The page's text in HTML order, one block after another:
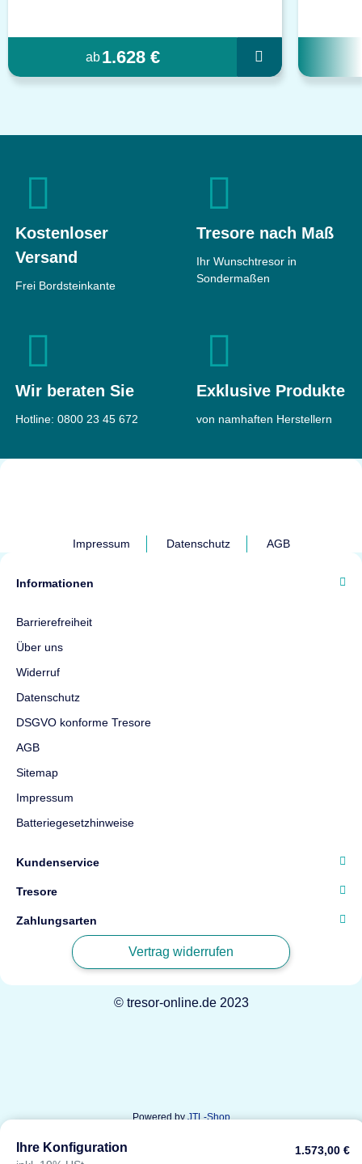
Ihre Konfiguration
1.573,00 €
ab1.628 €
Kostenloser
Versand
Frei Bordsteinkante
Tresore nach Maß
Ihr Wunschtresor in
Sondermaßen
Wir beraten Sie
Hotline: 0800 23 45 672
Exklusive Produkte
von namhaften Herstellern
Impressum Datenschutz AGB
Informationen
Barrierefreiheit
Über uns
Widerruf
Datenschutz
DSGVO konforme Tresore
AGB
Sitemap
Impressum
Batteriegesetzhinweise
Kundenservice
Tresore
Zahlungsarten
Vertrag widerrufen
© tresor-online.de 2023
Powered byJTL-Shop